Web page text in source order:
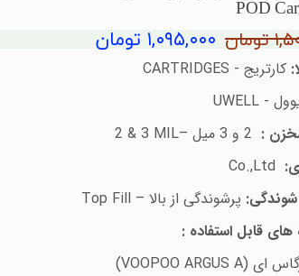
POD
۱,۰۹۵,۰۰۰ تومان
کارتریج - CARTRIDGES
-
UWELL
:
2 & 3 MIL
Co.,Ltd
شوندگی: پرشوندگی از بالا – Top Fill
های قابل استفاده :
ای (VOOPOO ARGUS A
)